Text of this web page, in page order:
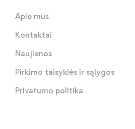
Apie mus
Kontaktai
Naujienos
Pirkimo taisyklės ir sąlygos
Privatumo politika